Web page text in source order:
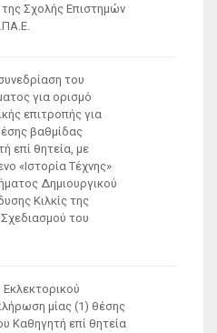
της Σχολής Επιστημών
του
για ορισμό
επιτροπής για
βαθμίδας
επί θητεία, με
«Ιστορία Τέχνης»
Δημιουργικού
Κιλκίς της
του
μίας (1) θέσης
Καθηγητή επί θητεία